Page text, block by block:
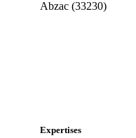
Abzac (33230)
Expertises